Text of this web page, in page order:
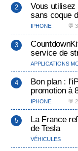
Vous
sans coque
IPHONE 💬
service de
APPLICATIONS
Bon plan :
promotion à
IPHONE 💬
La France
de Tesla
VÉHICULES